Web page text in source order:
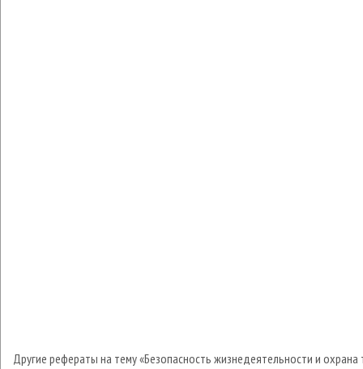
Другие рефераты на тему «Безопасность жизнедеятельности и охрана